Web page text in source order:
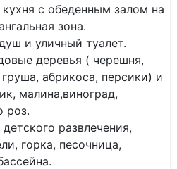
с обеденным залом на
зона.
и уличный туалет.
деревья ( черешня,
абрикоса, персики) и
малина,виноград,
роз.
развлечения,
горка, песочница,